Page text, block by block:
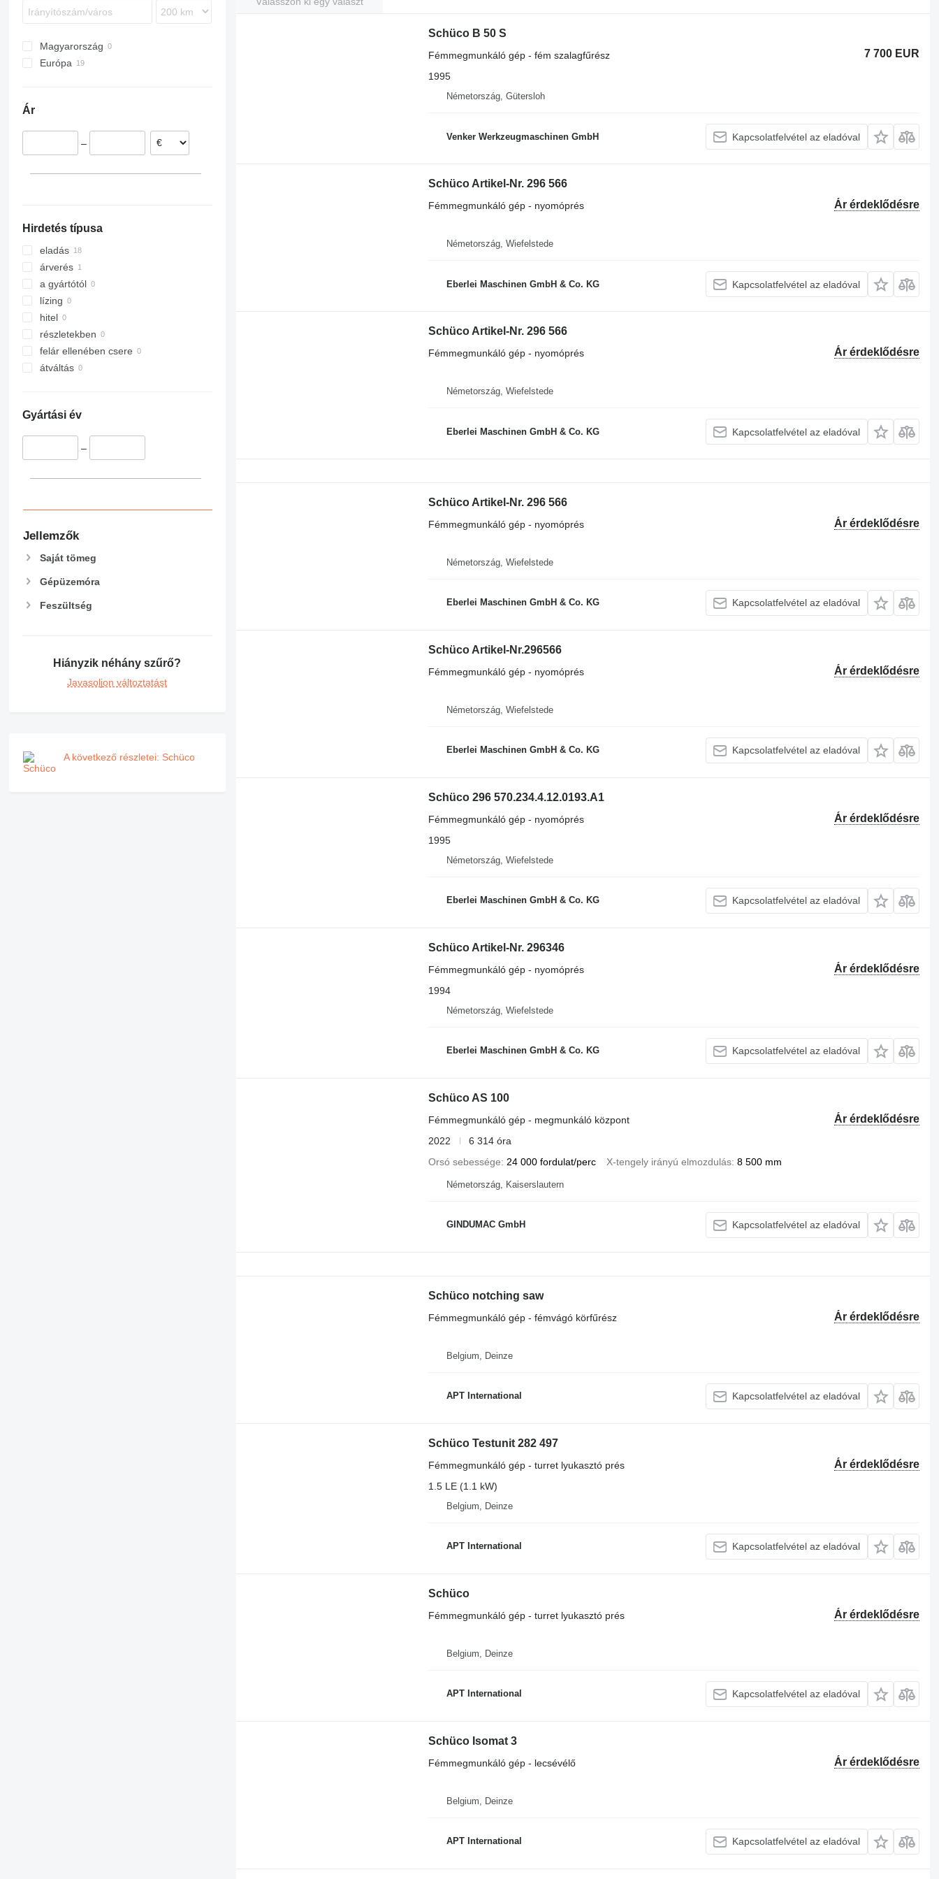
Magyarország
Európa
Ár
–
Hirdetés típusa
eladás
árverés
a gyártótól
lízing
hitel
részletekben
felár ellenében csere
átváltás
Gyártási év
–
Jellemzők
Saját tömeg
Gépüzemóra
Feszültség
Hiányzik néhány szűrő?
Javasoljon változtatást
A következő részletei: Schüco
Schüco B 50 S
7 700 EUR
Fémmegmunkáló gép - fém szalagfűrész
1995
Németország, Gütersloh
Venker Werkzeugmaschinen GmbH Kapcsolatfelvétel az eladóval
Schüco Artikel-Nr. 296 566
Ár érdeklődésre
Fémmegmunkáló gép - nyomóprés
Németország, Wiefelstede
Eberlei Maschinen GmbH & Co. KG Kapcsolatfelvétel az eladóval
Schüco Artikel-Nr. 296 566
Ár érdeklődésre
Fémmegmunkáló gép - nyomóprés
Németország, Wiefelstede
Eberlei Maschinen GmbH & Co. KG Kapcsolatfelvétel az eladóval
Schüco Artikel-Nr. 296 566
Ár érdeklődésre
Fémmegmunkáló gép - nyomóprés
Németország, Wiefelstede
Eberlei Maschinen GmbH & Co. KG Kapcsolatfelvétel az eladóval
Schüco Artikel-Nr.296566
Ár érdeklődésre
Fémmegmunkáló gép - nyomóprés
Németország, Wiefelstede
Eberlei Maschinen GmbH & Co. KG Kapcsolatfelvétel az eladóval
Schüco 296 570.234.4.12.0193.A1
Ár érdeklődésre
Fémmegmunkáló gép - nyomóprés
1995
Németország, Wiefelstede
Eberlei Maschinen GmbH & Co. KG Kapcsolatfelvétel az eladóval
Schüco Artikel-Nr. 296346
Ár érdeklődésre
Fémmegmunkáló gép - nyomóprés
1994
Németország, Wiefelstede
Eberlei Maschinen GmbH & Co. KG Kapcsolatfelvétel az eladóval
Schüco AS 100
Ár érdeklődésre
Fémmegmunkáló gép - megmunkáló központ
2022
6 314 óra
Orsó sebessége
24 000 fordulat/perc X-tengely irányú elmozdulás 8 500 mm
Németország, Kaiserslautern
GINDUMAC GmbH Kapcsolatfelvétel az eladóval
Schüco notching saw
Ár érdeklődésre
Fémmegmunkáló gép - fémvágó körfűrész
Belgium, Deinze
APT International Kapcsolatfelvétel az eladóval
Schüco Testunit 282 497
Ár érdeklődésre
Fémmegmunkáló gép - turret lyukasztó prés
1.5 LE (1.1 kW)
Belgium, Deinze
APT International Kapcsolatfelvétel az eladóval
Schüco
Ár érdeklődésre
Fémmegmunkáló gép - turret lyukasztó prés
Belgium, Deinze
APT International Kapcsolatfelvétel az eladóval
Schüco Isomat 3
Ár érdeklődésre
Fémmegmunkáló gép - lecsévélő
Belgium, Deinze
APT International Kapcsolatfelvétel az eladóval